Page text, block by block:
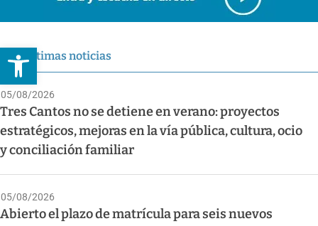
Abrir barra de herramientas
Últimas noticias
05/08/2026
Tres Cantos no se detiene en verano: proyectos
estratégicos, mejoras en la vía pública, cultura, ocio
y conciliación familiar
05/08/2026
Abierto el plazo de matrícula para seis nuevos